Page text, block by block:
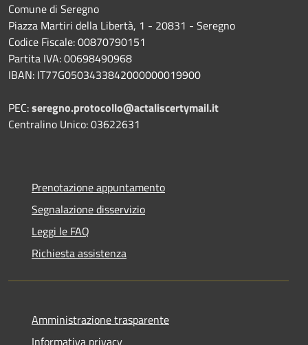
Comune di Seregno
Piazza Martiri della Libertà, 1 - 20831 - Seregno
Codice Fiscale: 00870790151
Partita IVA: 00698490968
IBAN: IT77G0503433842000000019900
PEC:seregno.protocollo@actaliscertymail.it
Centralino Unico: 03622631
Prenotazione appuntamento
Segnalazione disservizio
Leggi le FAQ
Richiesta assistenza
Amministrazione trasparente
Informativa privacy